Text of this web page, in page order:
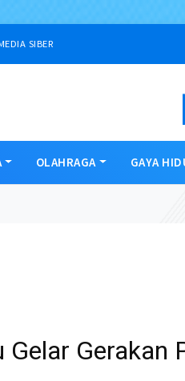
SIBER
OLAHRAGA GAYA
Gelar Gerakan